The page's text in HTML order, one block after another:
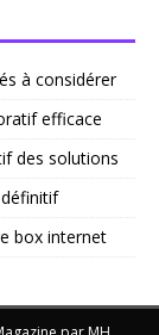
à considérer
efficace
des solutions
box internet